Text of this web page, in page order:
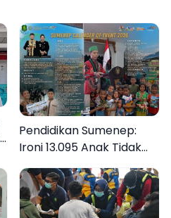
Pendidikan Sumenep:
Ironi 13.095 Anak Tidak
Sekolah Menyaksikan
Semarak Festival
Kalender Event 2026